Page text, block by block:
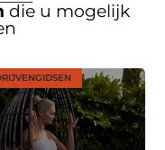
die u mogelijk